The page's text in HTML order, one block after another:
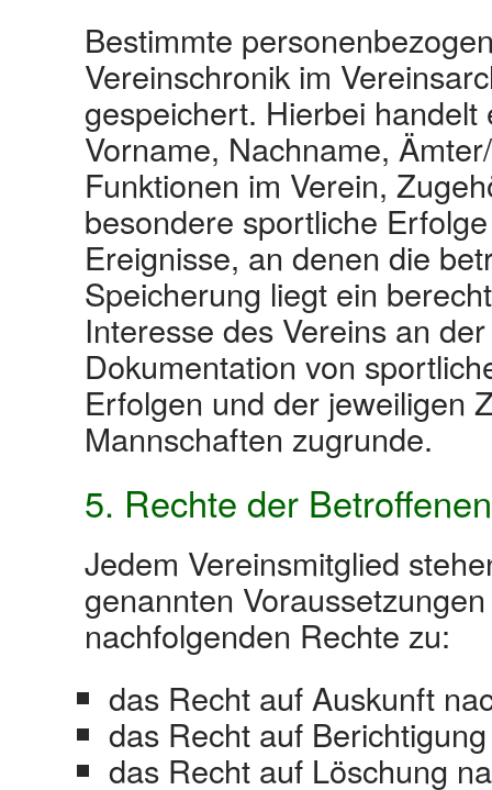
Bestimmte
Vereinschronik im
gespeichert. Hierbei
Vorname, Nachname, Ämter/
Funktionen im Verein,
besondere sportliche
Ereignisse, an denen die
Speicherung liegt ein
Interesse des Vereins an
Dokumentation von
Erfolgen und der jeweiligen
Mannschaften zugrunde.
5. Rechte der Betroffenen
Jedem Vereinsmitglied
genannten
nachfolgenden Rechte zu:
das Recht auf Auskunft
das Recht auf
das Recht auf Löschung